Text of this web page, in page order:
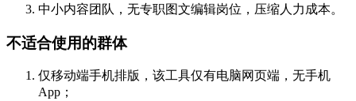
中小内容团队，无专职图文编辑岗位，压缩人力成本。
不适合使用的群体
仅移动端手机排版，该工具仅有电脑网页端，无手机
App；